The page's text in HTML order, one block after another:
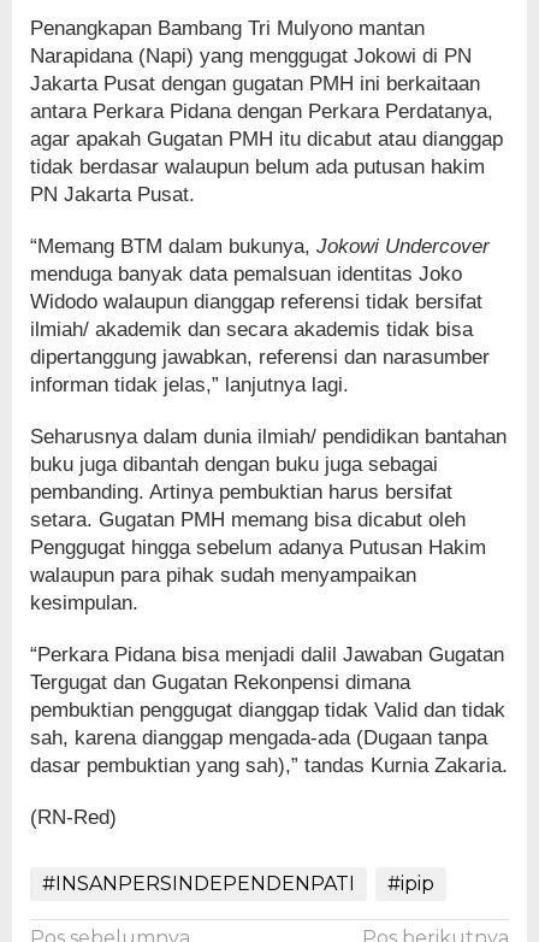
Penangkapan Bambang Tri Mulyono mantan
Narapidana (Napi) yang menggugat Jokowi di PN
Jakarta Pusat dengan gugatan PMH ini berkaitaan
antara Perkara Pidana dengan Perkara Perdatanya,
agar apakah Gugatan PMH itu dicabut atau dianggap
tidak berdasar walaupun belum ada putusan hakim
PN Jakarta Pusat.
“Memang BTM dalam bukunya, Jokowi Undercover
menduga banyak data pemalsuan identitas Joko
Widodo walaupun dianggap referensi tidak bersifat
ilmiah/ akademik dan secara akademis tidak bisa
dipertanggung jawabkan, referensi dan narasumber
informan tidak jelas,” lanjutnya lagi.
Seharusnya dalam dunia ilmiah/ pendidikan bantahan
buku juga dibantah dengan buku juga sebagai
pembanding. Artinya pembuktian harus bersifat
setara. Gugatan PMH memang bisa dicabut oleh
Penggugat hingga sebelum adanya Putusan Hakim
walaupun para pihak sudah menyampaikan
kesimpulan.
“Perkara Pidana bisa menjadi dalil Jawaban Gugatan
Tergugat dan Gugatan Rekonpensi dimana
pembuktian penggugat dianggap tidak Valid dan tidak
sah, karena dianggap mengada-ada (Dugaan tanpa
dasar pembuktian yang sah),” tandas Kurnia Zakaria.
(RN-Red)
#INSANPERSINDEPENDENPATI #ipip